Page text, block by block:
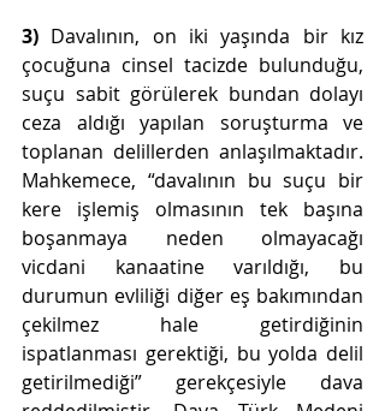
3) Davalının, on iki yaşında bir kız
suçu sabit görülerek bundan dolayı
ceza aldığı yapılan soruşturma ve
toplanan delillerden anlaşılmaktadır.
Mahkemece, “davalının bu suçu bir
kere işlemiş olmasının tek başına
boşanmaya neden olmayacağı
vicdani kanaatine varıldığı, bu
durumun evliliği diğer eş bakımından
çekilmez hale getirdiğinin
ispatlanması gerektiği, bu yolda delil
getirilmediği” gerekçesiyle dava